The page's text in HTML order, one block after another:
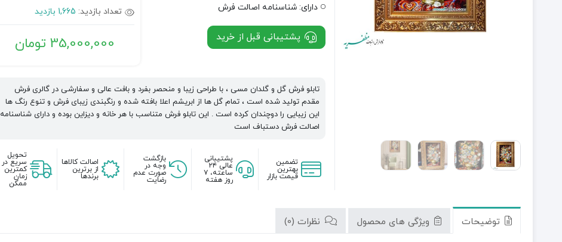
دارای: شناسنامه اصالت فرش
پشتیبانی قبل از خرید
تعداد بازدید: 1,665 بازدید
35,000,000 تومان
تابلو فرش گل و گلدان مسی ، با طراحی زیبا و منحصر بفرد و بافت عالی و سفارشی در گالری فرش
مقدم تولید شده است ، تمام گل ها از ابریشم اعلا بافته شده و رنگبندی زیبای فرش و تنوع رنگ ها
این زیبایی را دوچندان کرده است . این تابلو فرش متناسب با هر خانه و دیزاین بوده و دارای شناسنامه
اصالت فرش دستباف است
تضمین
بهترین
قیمت بازار
پشتیبانی
عالی ۲۴
ساعته، ۷
روز هفته
بازگشت
وجه در
صورت عدم
رضایت
اصالت کالاها
از برترین
برندها
تحویل
سریع در
کمترین
زمان
ممکن
توضیحات ویژگی های محصول نظرات (0)